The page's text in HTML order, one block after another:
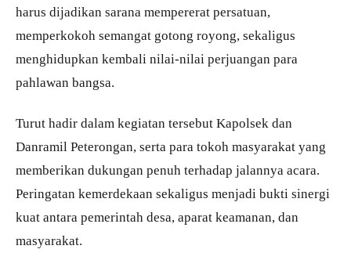
harus dijadikan sarana mempererat persatuan,
memperkokoh semangat gotong royong, sekaligus
menghidupkan kembali nilai-nilai perjuangan para
pahlawan bangsa.
Turut hadir dalam kegiatan tersebut Kapolsek dan
Danramil Peterongan, serta para tokoh masyarakat yang
memberikan dukungan penuh terhadap jalannya acara.
Peringatan kemerdekaan sekaligus menjadi bukti sinergi
kuat antara pemerintah desa, aparat keamanan, dan
masyarakat.